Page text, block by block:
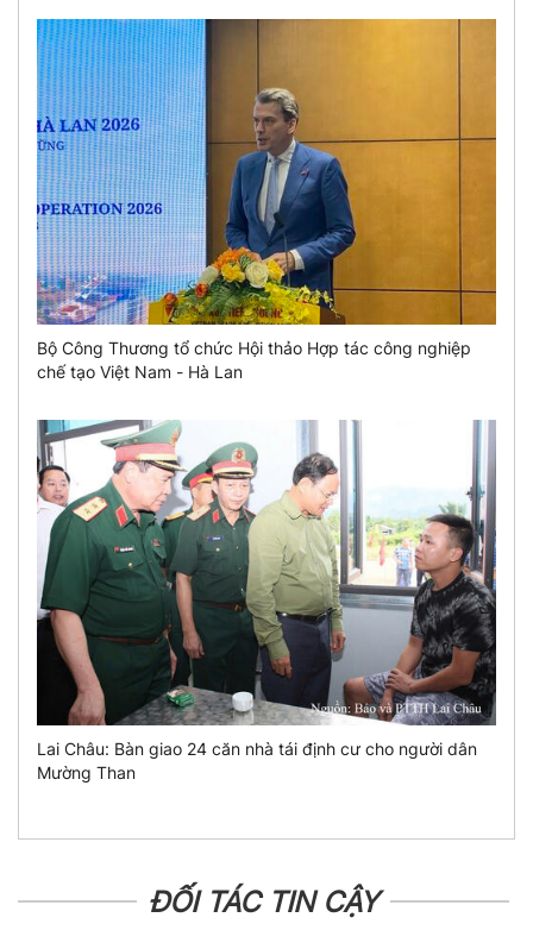
Bộ Công Thương tổ chức Hội thảo Hợp tác công nghiệp
chế tạo Việt Nam - Hà Lan
Lai Châu: Bàn giao 24 căn nhà tái định cư cho người dân
Mường Than
ĐỐI TÁC TIN CẬY